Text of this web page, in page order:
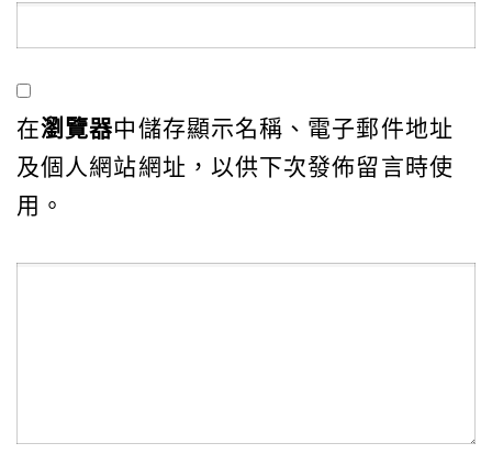
在瀏覽器中儲存顯示名稱、電子郵件地址
及個人網站網址，以供下次發佈留言時使
用。